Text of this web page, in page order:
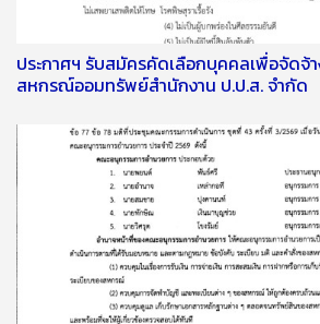
ประกาศฯ รับสมัครคัดเลือกบุคคลเพื่อจัดจ้า
สหกรณ์ออมทรัพย์สำนักงาน ป.ป.ส. จำกัด